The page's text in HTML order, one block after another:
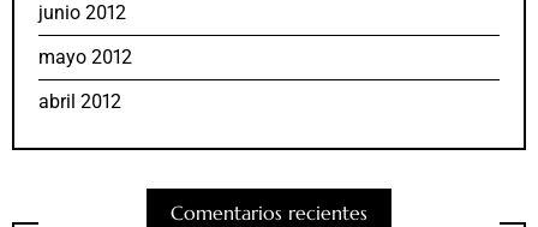
junio 2012
mayo 2012
abril 2012
Comentarios recientes